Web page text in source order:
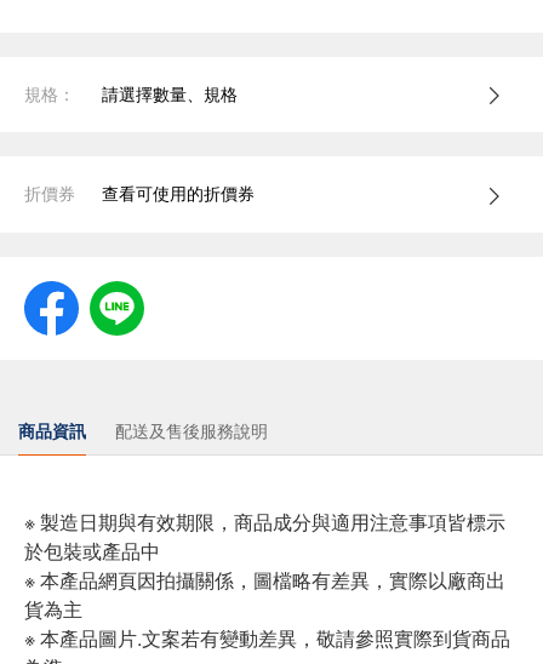
規格： 請選擇數量、規格
折價券 查看可使用的折價券
商品資訊 配送及售後服務說明
※ 製造日期與有效期限，商品成分與適用注意事項皆標示
於包裝或產品中
※ 本產品網頁因拍攝關係，圖檔略有差異，實際以廠商出
貨為主
※ 本產品圖片.文案若有變動差異，敬請參照實際到貨商品